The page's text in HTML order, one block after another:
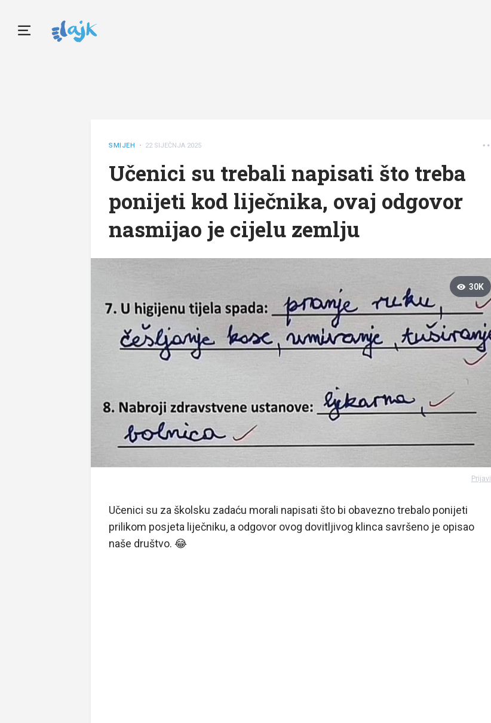
SMIJEH • 22 SIJEČNJA 2025
Učenici su trebali napisati što treba
ponijeti kod liječnika, ovaj odgovor
nasmijao je cijelu zemlju
30K
Prijavi
Učenici su za školsku zadaću morali napisati što bi obavezno trebalo ponijeti
prilikom posjeta liječniku, a odgovor ovog dovitljivog klinca savršeno je opisao
naše društvo. 😂